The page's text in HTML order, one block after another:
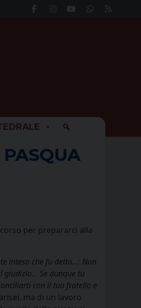
per prepararci alla
inteso che fu detto…: Non
giudizio… Se dunque tu
con il tuo fratello e
ma di un lavoro